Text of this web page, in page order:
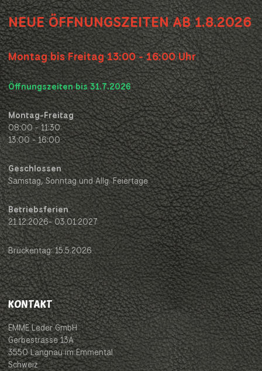
NEUE ÖFFNUNGSZEITEN AB 1.8.2026
Montag bis Freitag 13:00 - 16:00 Uhr
Öffnungszeiten bis 31.7.2026
Montag-Freitag
08:00 - 11:30
13:00 - 16:00
Geschlossen
Samstag, Sonntag und Allg. Feiertage
Betriebsferien
21.12.2026- 03.01.2027
Brückentag: 15.5.2026
KONTAKT
EMME Leder GmbH
Gerbestrasse 13A
3550 Langnau im Emmental
Schweiz